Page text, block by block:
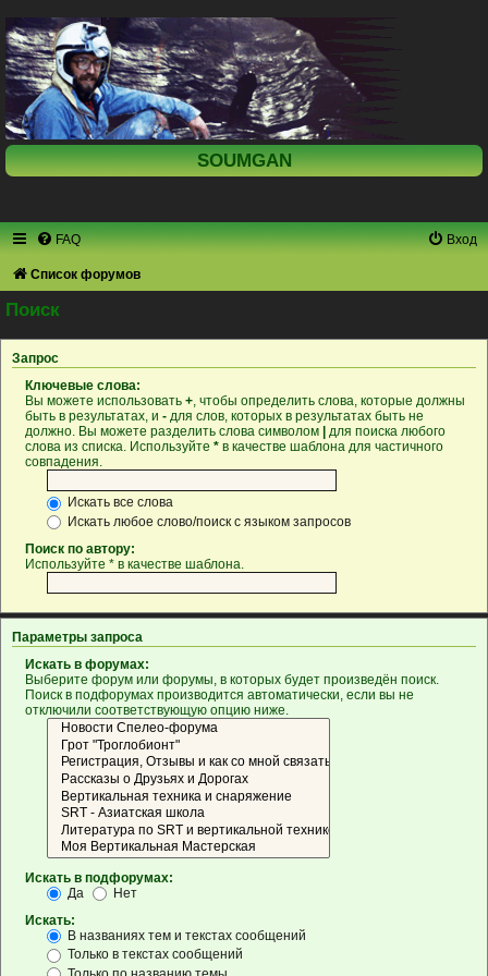
SOUMGAN
FAQ Вход
Список форумов
Поиск
Запрос
Ключевые слова:
Вы можете использовать +, чтобы определить слова, которые должны
быть в результатах, и - для слов, которых в результатах быть не
должно. Вы можете разделить слова символом
для поиска любого
слова из списка. Используйте * в качестве шаблона для частичного
совпадения.
Искать все слова
Искать любое слово/поиск с языком запросов
Поиск по автору:
Используйте * в качестве шаблона.
Параметры запроса
Искать в форумах:
Выберите форум или форумы, в которых будет произведён поиск.
Поиск в подфорумах производится автоматически, если вы не
отключили соответствующую опцию ниже.
Искать в подфорумах:
Да
Нет
Искать:
В названиях тем и текстах сообщений
Только в текстах сообщений